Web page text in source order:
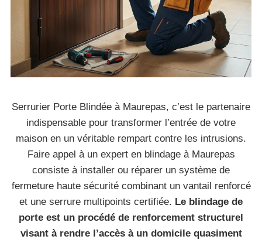
Serrurier Porte Blindée à Maurepas, c’est le partenaire
indispensable pour transformer l’entrée de votre
maison en un véritable rempart contre les intrusions.
Faire appel à un expert en blindage à Maurepas
consiste à installer ou réparer un système de
fermeture haute sécurité combinant un vantail renforcé
et une serrure multipoints certifiée. Le blindage de
porte est un procédé de renforcement structurel
visant à rendre l’accès à un domicile quasiment